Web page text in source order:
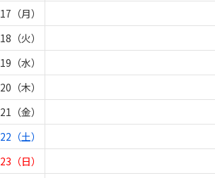
17（月）
18（火）
19（水）
20（木）
21（金）
22（土）
23（日）